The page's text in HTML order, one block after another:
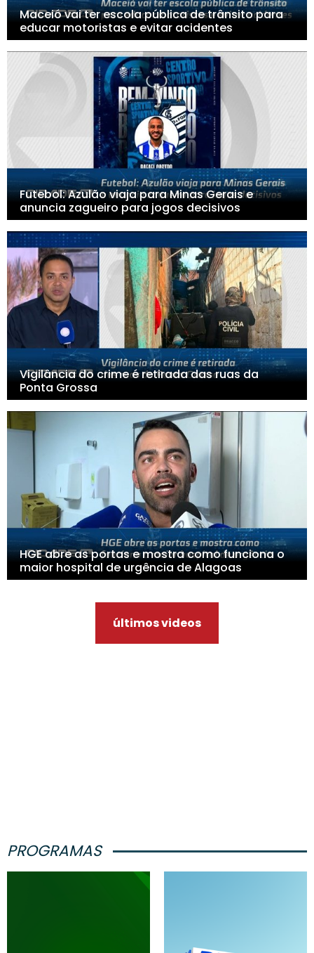
Maceió vai ter escola pública de trânsito para
educar motoristas e evitar acidentes
Futebol: Azulão viaja para Minas Gerais e
anuncia zagueiro para jogos decisivos
Vigilância do crime é retirada das ruas da
Ponta Grossa
HGE abre as portas e mostra como funciona o
maior hospital de urgência de Alagoas
últimos videos
PROGRAMAS